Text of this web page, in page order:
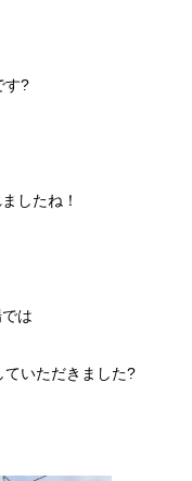
す?
したね！
は
いただきました?